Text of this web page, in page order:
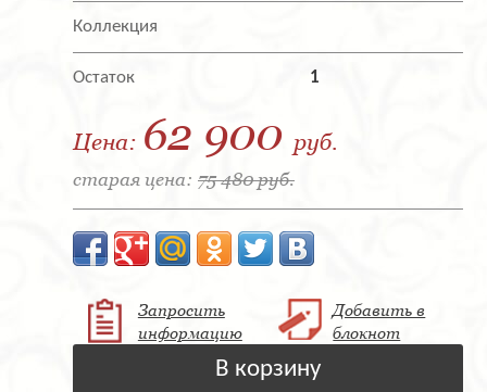
Коллекция
Остаток 1
Цена: 62 900 руб.
старая цена: 75 480 руб.
Запросить
информацию
Добавить в
блокнот
В корзину